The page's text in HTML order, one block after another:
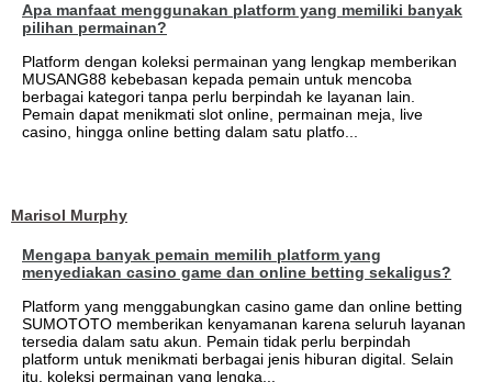
Apa manfaat menggunakan platform yang memiliki banyak
pilihan permainan?
Platform dengan koleksi permainan yang lengkap memberikan
MUSANG88 kebebasan kepada pemain untuk mencoba
berbagai kategori tanpa perlu berpindah ke layanan lain.
Pemain dapat menikmati slot online, permainan meja, live
casino, hingga online betting dalam satu platfo...
Marisol Murphy
Mengapa banyak pemain memilih platform yang
menyediakan casino game dan online betting sekaligus?
Platform yang menggabungkan casino game dan online betting
SUMOTOTO memberikan kenyamanan karena seluruh layanan
tersedia dalam satu akun. Pemain tidak perlu berpindah
platform untuk menikmati berbagai jenis hiburan digital. Selain
itu, koleksi permainan yang lengka...